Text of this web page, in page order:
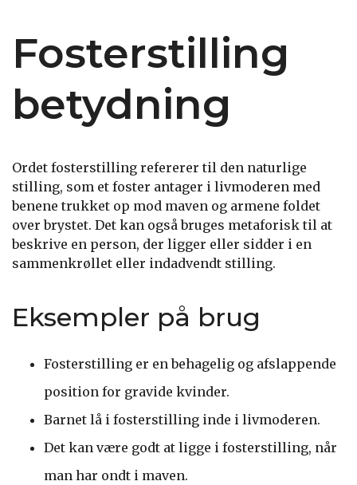
Fosterstilling
betydning
Ordet fosterstilling refererer til den naturlige
stilling, som et foster antager i livmoderen med
benene trukket op mod maven og armene foldet
over brystet. Det kan også bruges metaforisk til at
beskrive en person, der ligger eller sidder i en
sammenkrøllet eller indadvendt stilling.
Eksempler på brug
Fosterstilling er en behagelig og afslappende
position for gravide kvinder.
Barnet lå i fosterstilling inde i livmoderen.
Det kan være godt at ligge i fosterstilling, når
man har ondt i maven.